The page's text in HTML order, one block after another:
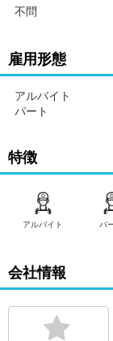
不問
雇用形態
アルバイト
パート
特徴
アルバイト パ
会社情報